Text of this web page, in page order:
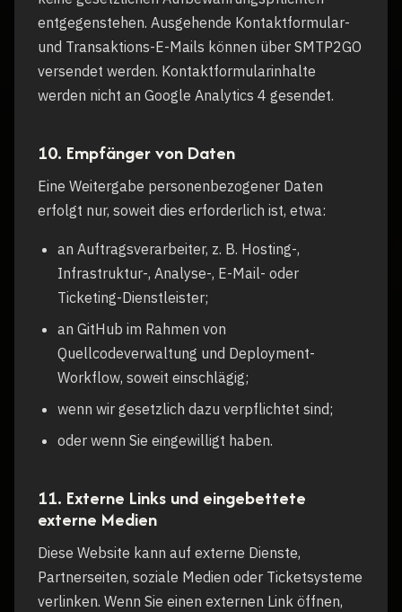
entgegenstehen. Ausgehende Kontaktformular-
und Transaktions-E-Mails können über SMTP2GO
versendet werden. Kontaktformularinhalte
werden nicht an Google Analytics 4 gesendet.
10. Empfänger von Daten
Eine Weitergabe personenbezogener Daten
erfolgt nur, soweit dies erforderlich ist, etwa:
an Auftragsverarbeiter, z. B. Hosting-,
Infrastruktur-, Analyse-, E-Mail- oder
Ticketing-Dienstleister;
an GitHub im Rahmen von
Quellcodeverwaltung und Deployment-
Workflow, soweit einschlägig;
wenn wir gesetzlich dazu verpflichtet sind;
oder wenn Sie eingewilligt haben.
11. Externe Links und eingebettete
externe Medien
Diese Website kann auf externe Dienste,
Partnerseiten, soziale Medien oder Ticketsysteme
verlinken. Wenn Sie einen externen Link öffnen,